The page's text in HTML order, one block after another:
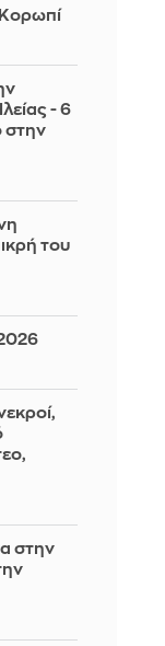
- 6
στην
του
στην